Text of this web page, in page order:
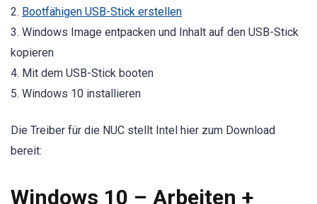
2. Bootfähigen USB-Stick erstellen
3. Windows Image entpacken und Inhalt auf den USB-Stick
kopieren
4. Mit dem USB-Stick booten
5. Windows 10 installieren
Die Treiber für die NUC stellt Intel hier zum Download
bereit:
Windows 10 – Arbeiten +